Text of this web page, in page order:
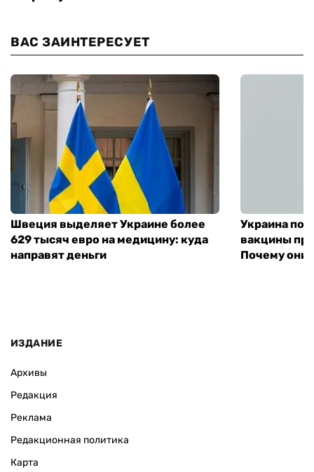
ВАС ЗАИНТЕРЕСУЕТ
Швеция выделяет Украине более
629 тысяч евро на медицину: куда
направят деньги
Украина
вакцины
Почему они
ИЗДАНИЕ
Архивы
Редакция
Реклама
Редакционная политика
Карта